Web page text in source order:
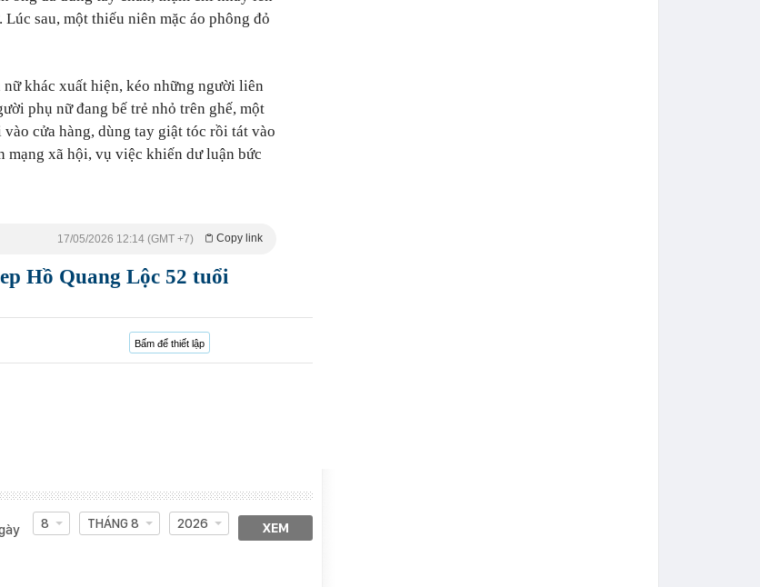
sau, một thiếu niên mặc áo phông đỏ
khác xuất hiện, kéo những người liên
phụ nữ đang bế trẻ nhỏ trên ghế, một
cửa hàng, dùng tay giật tóc rồi tát vào
mạng xã hội, vụ việc khiến dư luận bức
Copy link
17/05/2026 12:14 (GMT +7)
Hồ Quang Lộc 52 tuổi
Bấm để thiết lập
8 THÁNG 8 2026 XEM